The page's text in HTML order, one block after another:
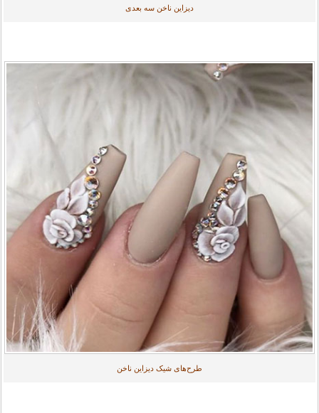
دیزاین ناخن سه بعدی
طرح‌های شیک دیزاین ناخن